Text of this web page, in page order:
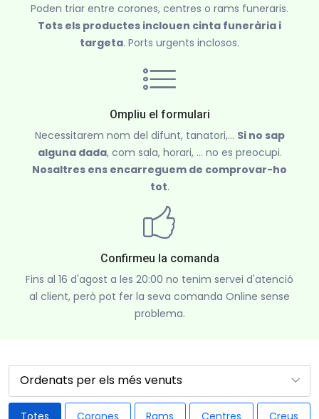
Poden triar entre corones, centres o rams funeraris.
Tots els productes inclouen cinta funerària i
targeta. Ports urgents inclosos.
Ompliu el formulari
Necessitarem nom del difunt, tanatori,... Si no sap
alguna dada, com sala, horari, ... no es preocupi.
Nosaltres ens encarreguem de comprovar-ho
tot.
Confirmeu la comanda
Fins al 16 d'agost a les 20:00 no tenim servei d'atenció
al client, però pot fer la seva comanda Online sense
problema.
Totes Corones Rams Centres Creus